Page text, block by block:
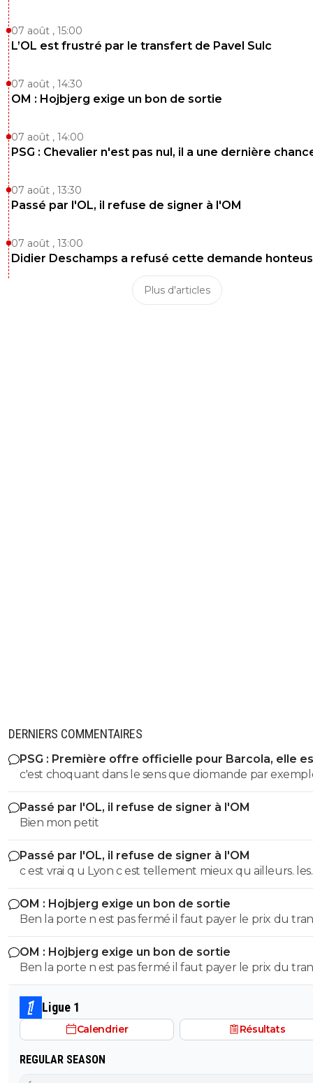
07 août , 15:00
L’OL est frustré par le transfert de Pavel Sulc
07 août , 14:30
OM : Hojbjerg exige un bon de sortie
07 août , 14:00
PSG : Chevalier n'est pas nul, il a une dernière
07 août , 13:30
Passé par l'OL, il refuse de signer à l'OM
07 août , 13:00
Didier Deschamps a refusé cette demande
Plus d'articles
DERNIERS COMMENTAIRES
PSG : Première offre officielle pour Barcola, elle
choquante
c'est choquant dans le sens que diomande par
parte pour 140 millions apres 1 seule bonne saison en
bundesliga,l'annee derniere liverpool n'avait pas hesité
prendre isaak 150 millions,wirtz 130 millions!La on
double champion d'europe,international,encore tres
et qui a prouvé (sans compter sa marge de
parce qu'on est un club francais on devrait leur faire
fleurs et s'agenouiller devant eux
Passé par l'OL, il refuse de signer à l'OM
Bien mon petit
Passé par l'OL, il refuse de signer à l'OM
c est vrai q u Lyon c est tellement mieux qu ailleurs. les
saints..... les femmes enceintes frappées, les cris de singes, les
saluts nazis c ets tellemnt plus folklorique. le nombilisme et
la croyance que leur leur club est toujours mieux aue
autres..... alors qu il n a existé que 10 ans. ca fait pitie
OM : Hojbjerg exige un bon de sortie
Ben la porte n est pas fermé il faut payer le prix du
c est tout il veut partir ok ben le club qui le veut paye
est réglé...
OM : Hojbjerg exige un bon de sortie
Ben la porte n est pas fermé il faut payer le prix du
c est tout il veut partir ok ben le club qui le veut paye
est réglé...
Ligue 1
Calendrier Résultats
REGULAR SEASON